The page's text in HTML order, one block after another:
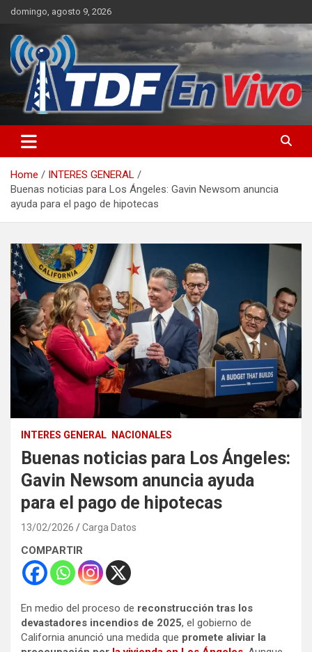
Skip
content
domingo, agosto 9, 2026
Home
INTERES GENERAL
Buenas noticias para Los Ángeles: Gavin Newsom anuncia
ayuda para el pago de hipotecas
INTERES GENERAL NACIONALES
Buenas noticias para Los Ángeles:
Gavin Newsom anuncia ayuda
para el pago de hipotecas
13/02/2026 Carga Datos
COMPARTIR
En medio del proceso de reconstrucción tras los
devastadores incendios de 2025, el gobierno de
California anunció una medida que promete aliviar la